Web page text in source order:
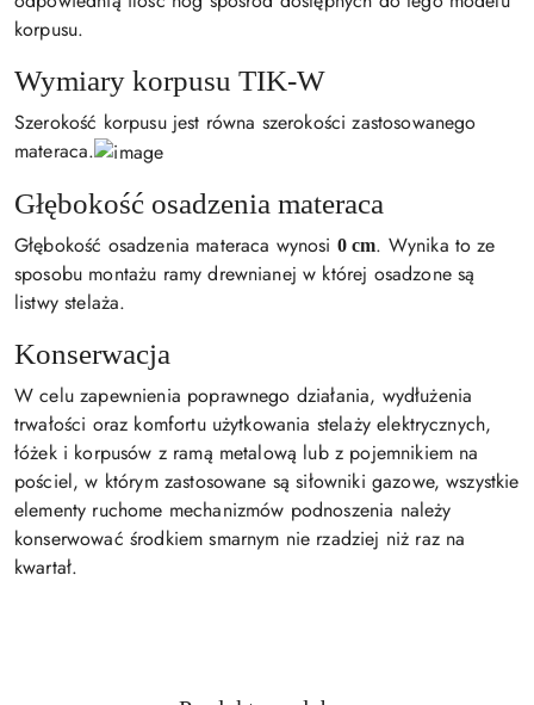
korpusu.
Wymiary korpusu TIK-W
Szerokość korpusu jest równa szerokości zastosowanego
materaca.
Głębokość osadzenia materaca
Głębokość osadzenia materaca wynosi 0 cm. Wynika to ze
sposobu montażu ramy drewnianej w której osadzone są
listwy stelaża.
Konserwacja
W celu zapewnienia poprawnego działania, wydłużenia
trwałości oraz komfortu użytkowania stelaży elektrycznych,
łóżek i korpusów z ramą metalową lub z pojemnikiem na
pościel, w którym zastosowane są siłowniki gazowe, wszystkie
elementy ruchome mechanizmów podnoszenia należy
konserwować środkiem smarnym nie rzadziej niż raz na
kwartał.